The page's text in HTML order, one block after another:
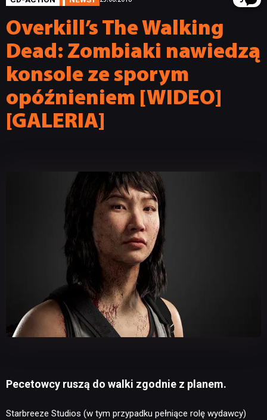
Overkill’s The Walking
Dead: Zombiaki nawiedzą
konsole ze sporym
opóźnieniem [WIDEO]
[GALERIA]
Pecetowcy ruszą do walki zgodnie z planem.
Starbreeze Studios (w tym przypadku pełniące rolę wydawcy)